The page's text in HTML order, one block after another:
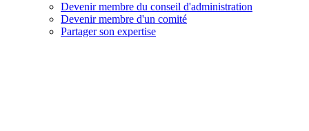
Devenir membre du conseil d'administration
Devenir membre d'un comité
Partager son expertise